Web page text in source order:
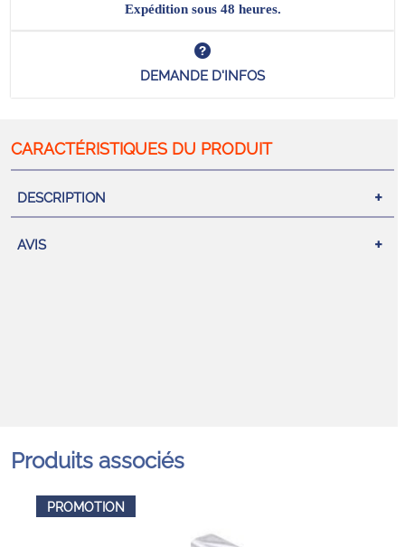
Expédition sous 48 heures.
DEMANDE D'INFOS
DESCRIPTION
AVIS
Produits associés
PROMOTION